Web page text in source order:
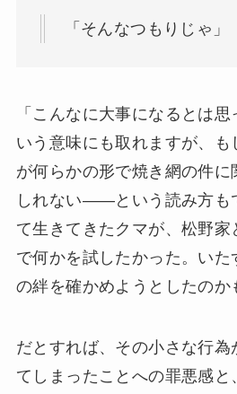
「そんなつもりじゃ」
「こんなに大事になるとは
いう意味にも取れますが、も
が何らかの形で焼き網の件に
しれない——という読み方も
て生きてきたクマが、松野家
で何かを試したかった。い
の絆を確かめようとしたのか
だとすれば、その小さな行
てしまったことへの罪悪感